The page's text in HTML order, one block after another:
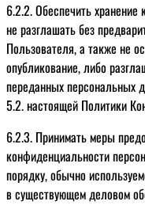
6.2.2. Обеспечить
не разглашать без
Пользователя, а также не
опубликование, либо
переданных персональных
5.2. настоящей Политики
6.2.3. Принимать меры
конфиденциальности
порядку, обычно
в существующем деловом